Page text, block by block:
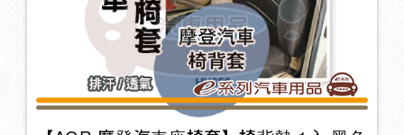
行車紀錄器支架 8
蠟品 32